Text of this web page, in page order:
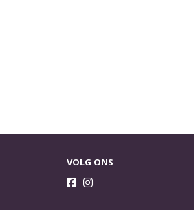
VOLG ONS